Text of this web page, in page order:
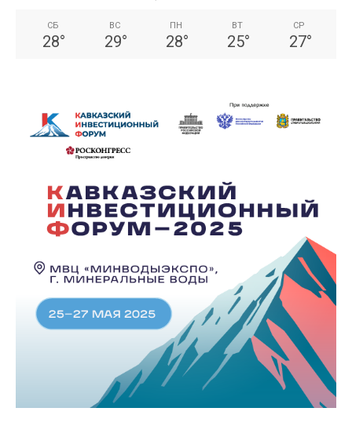
СБ
28°
ВС
29°
ПН
28°
ВТ
25°
СР
27°